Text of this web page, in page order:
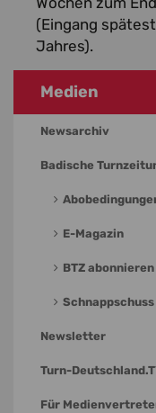
(Eingang
Jahres).
Medien
Newsarchiv
Badische
E-Magazin
BTZ abonnieren
Newsletter
Turn-
Für